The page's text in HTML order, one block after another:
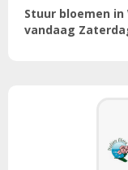
Stuur bloemen
vandaag